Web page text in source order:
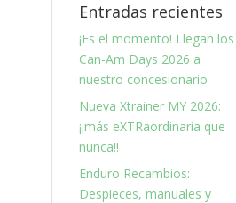
Entradas recientes
¡Es el momento! Llegan los
Can-Am Days 2026 a
nuestro concesionario
Nueva Xtrainer MY 2026:
¡¡más eXTRaordinaria que
nunca!!
Enduro Recambios:
Despieces, manuales y